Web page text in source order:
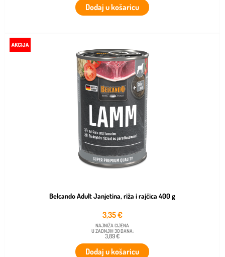
Dodaj u košaricu
Belcando Adult Janjetina, riža i rajčica 400 g
3,35€
NAJNIŽA CIJENA
U ZADNJIH 30 DANA:
3,89 €
Dodaj u košaricu